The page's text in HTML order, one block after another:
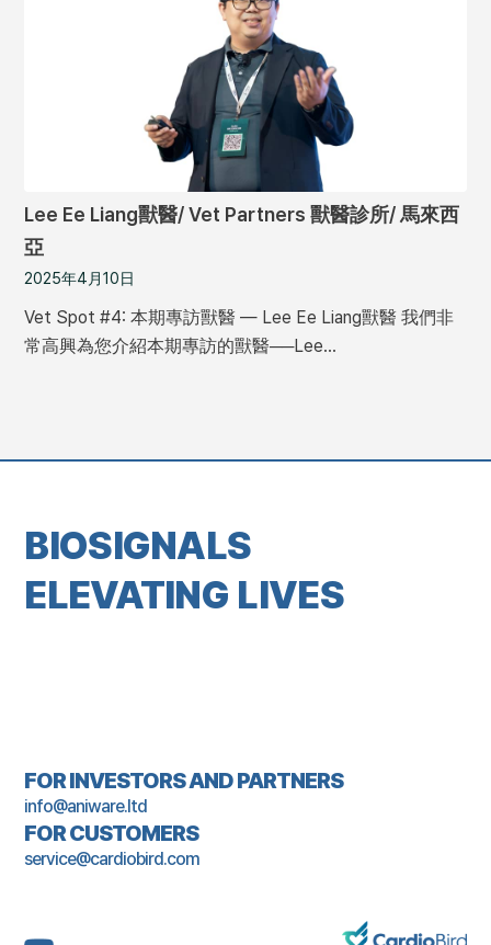
Lee Ee Liang獸醫/ Vet Partners 獸醫診所/ 馬來西
亞
2025年4月10日
Vet Spot #4: 本期專訪獸醫 — Lee Ee Liang獸醫 我們非
常高興為您介紹本期專訪的獸醫──Lee…
BIOSIGNALS
ELEVATING LIVES
FOR INVESTORS AND PARTNERS
info@aniware.ltd
FOR CUSTOMERS
service@cardiobird.com